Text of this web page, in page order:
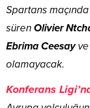
Spartans
sürenOlivier
Ebrima Ceesayve
olamayacak.
Konferans